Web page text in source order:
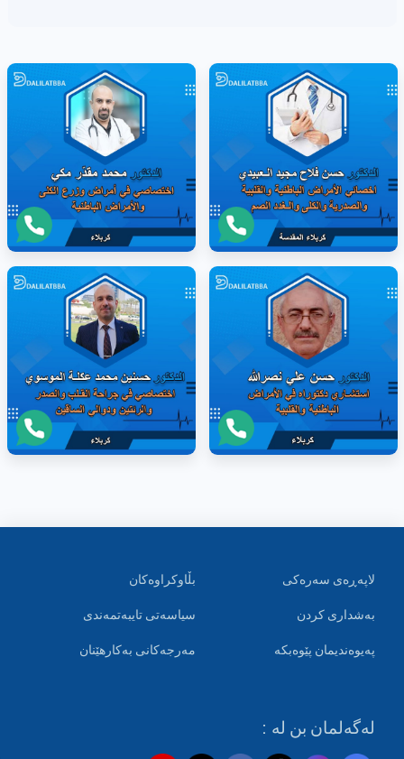
لاپەڕەی سەرەکی
بەشداری کردن
پەیوەندیمان پێوەبکە
بڵاوکراوەکان
سیاسەتی تایبەتمەندی
مەرجەکانی بەکارهێنان
لەگەلمان بن لە :